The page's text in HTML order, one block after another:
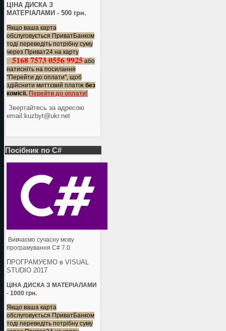
ЦІНА ДИСКА З
МАТЕРІАЛАМИ - 500 грн.
Якщо ваша карта
обслуговується ПриватБанком
тоді переведіть потрібну суму
через Приват24 на карту
5168 7573 0556 9925 або
натисніть на посилання
"Перейти до оплати", щоб
здійснити миттєвий платіж без
комісії. Перейти до оплати!
Звертайтесь за адресою
еmail:kuzbyt@ukr.net
Посібник по C#
Вивчаємо сучасну мову
програмування C# 7.0
ПРОГРАМУЄМО в VISUAL
STUDIO 2017
ЦІНА ДИСКА З МАТЕРІАЛАМИ
- 1000 грн.
Якщо ваша карта
обслуговується ПриватБанком
тоді переведіть потрібну суму